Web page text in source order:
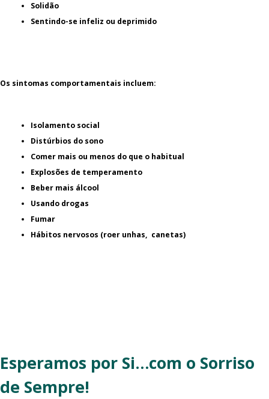
Solidão
Sentindo-se infeliz ou deprimido
Os sintomas comportamentais incluem:
Isolamento social
Distúrbios do sono
Comer mais ou menos do que o habitual
Explosões de temperamento
Beber mais álcool
Usando drogas
Fumar
Hábitos nervosos (roer unhas, canetas)
Esperamos por Si…com o Sorriso
de Sempre!